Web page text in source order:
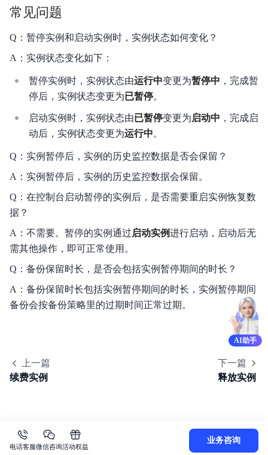
常见问题
Q：暂停实例和启动实例时，实例状态如何变化？
A：实例状态变化如下：
暂停实例时，实例状态由运行中变更为暂停中 ，完成暂
停后，实例状态变更为已暂停。
启动实例时，实例状态由已暂停变更为启动中 ，完成启
动后，实例状态变更为运行中。
Q：实例暂停后，实例的历史监控数据是否会保留？
A：实例暂停后，实例的历史监控数据会保留。
Q：在控制台启动暂停的实例后，是否需要重启实例恢复数
据？
A：不需要。暂停的实例通过启动实例进行启动，启动后无
需其他操作，即可正常使用。
Q：备份保留时长，是否会包括实例暂停期间的时长？
A：备份保留时长包括实例暂停期间的时长，实例暂停期间
备份会按备份策略里的过期时间正常过期。
上一篇
续费实例
下一篇
释放实例
AI助手
电话客服微信咨询活动权益
业务咨询